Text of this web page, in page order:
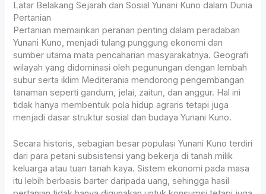
Latar Belakang Sejarah dan Sosial Yunani Kuno dalam Dunia
Pertanian
Pertanian memainkan peranan penting dalam peradaban
Yunani Kuno, menjadi tulang punggung ekonomi dan
sumber utama mata pencaharian masyarakatnya. Geografi
wilayah yang didominasi oleh pegunungan dengan lembah
subur serta iklim Mediterania mendorong pengembangan
tanaman seperti gandum, jelai, zaitun, dan anggur. Hal ini
tidak hanya membentuk pola hidup agraris tetapi juga
menjadi dasar struktur sosial dan budaya Yunani Kuno.
Secara historis, sebagian besar populasi Yunani Kuno terdiri
dari para petani subsistensi yang bekerja di tanah milik
keluarga atau tuan tanah kaya. Sistem ekonomi pada masa
itu lebih berbasis barter daripada uang, sehingga hasil